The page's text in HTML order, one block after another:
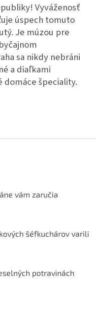
Vyváženosť
úspech tomuto
Je múzou pre
sa nikdy nebráni
a diaľkami
špeciality.
vám zaručia
šéfkuchárov varili
potravinách